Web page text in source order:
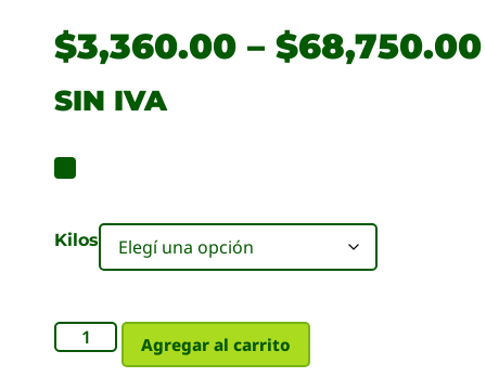
$3,360.00 – $68,750.00
SIN IVA
Kilos
Agregar al carrito